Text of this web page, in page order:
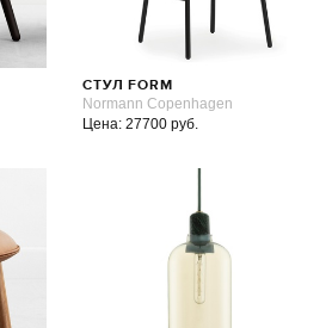
СТУЛ FORM
Normann Copenhagen
Цена: 27700 руб.